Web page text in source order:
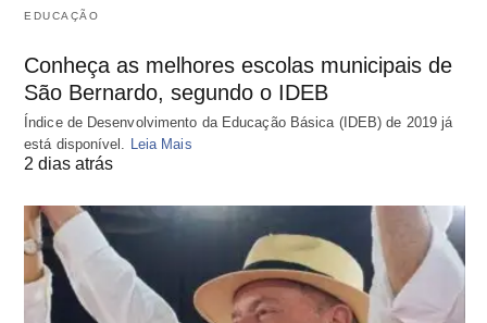
EDUCAÇÃO
Conheça as melhores escolas municipais de
São Bernardo, segundo o IDEB
Índice de Desenvolvimento da Educação Básica (IDEB) de 2019 já
está disponível. Leia Mais
2 dias atrás